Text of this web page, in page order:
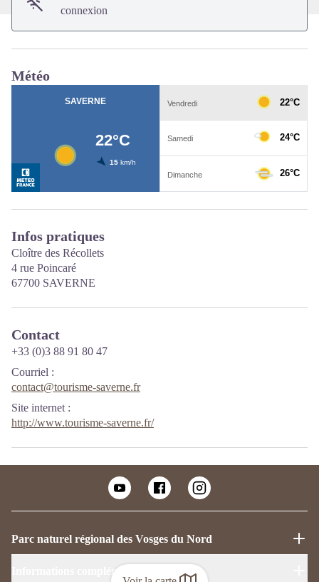
connexion
Météo
Infos pratiques
Cloître des Récollets
4 rue Poincaré
67700 SAVERNE
Contact
+33 (0)3 88 91 80 47
Courriel :
contact@tourisme-saverne.fr
Site internet :
http://www.tourisme-saverne.fr/
Parc naturel régional des Vosges du Nord
Informations complémentaires